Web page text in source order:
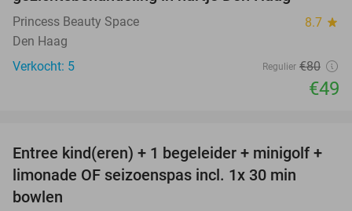
Princess Beauty Space 8.7 star
Den Haag
Verkocht: 5
Regulier €80
€49
40%
TODAY
Entree kind(eren) + 1 begeleider + minigolf +
limonade OF seizoenspas incl. 1x 30 min
bowlen